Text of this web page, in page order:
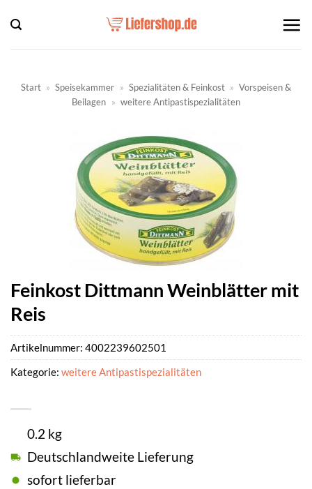
Inhalt
springen
Start » Speisekammer » Spezialitäten & Feinkost » Vorspeisen &
Beilagen » weitere Antipastispezialitäten
Feinkost Dittmann Weinblätter mit
Reis
0.2 kg
Deutschlandweite Lieferung
sofort lieferbar
Artikelnummer: 4002239602501
Kategorie: weitere Antipastispezialitäten